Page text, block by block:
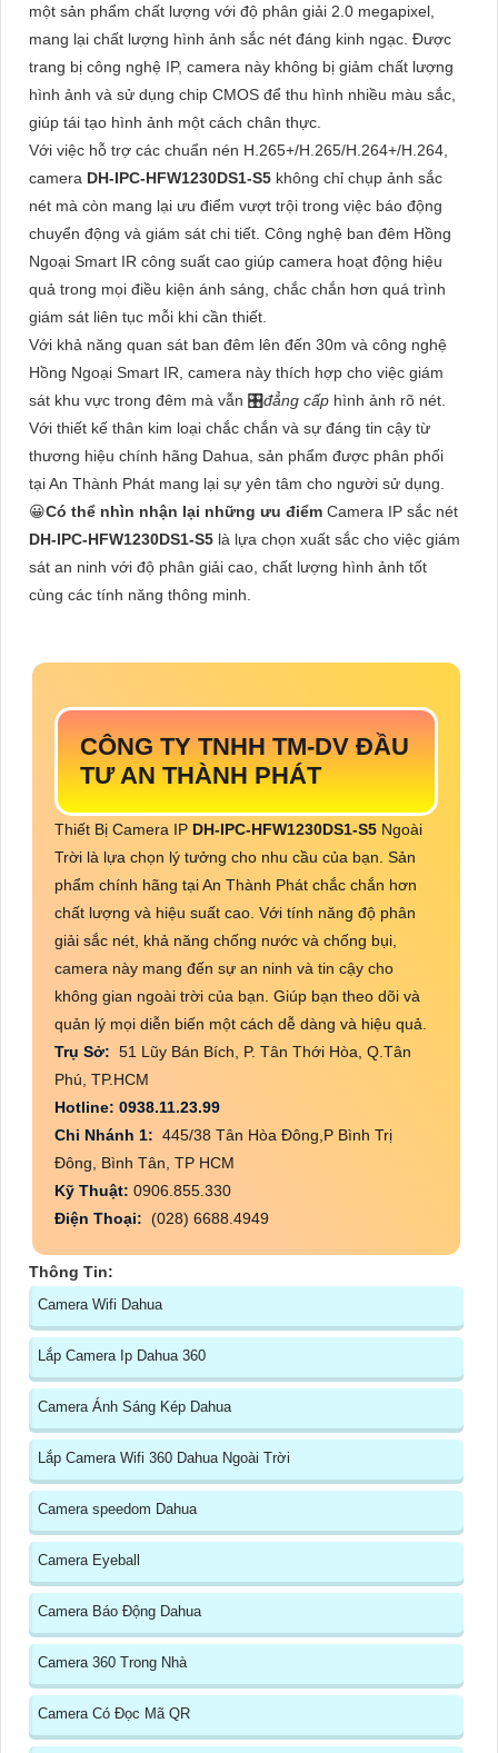
một sản phẩm chất lượng với độ phân giải 2.0 megapixel,
mang lại chất lượng hình ảnh sắc nét đáng kinh ngạc. Được
trang bị công nghệ IP, camera này không bị giảm chất lượng
hình ảnh và sử dụng chip CMOS để thu hình nhiều màu sắc,
giúp tái tạo hình ảnh một cách chân thực.
Với việc hỗ trợ các chuẩn nén H.265+/H.265/H.264+/H.264,
camera DH-IPC-HFW1230DS1-S5 không chỉ chụp ảnh sắc
nét mà còn mang lại ưu điểm vượt trội trong việc báo động
chuyển động và giám sát chi tiết. Công nghệ ban đêm Hồng
Ngoại Smart IR công suất cao giúp camera hoạt động hiệu
quả trong mọi điều kiện ánh sáng, chắc chắn hơn quá trình
giám sát liên tục mỗi khi cần thiết.
Với khả năng quan sát ban đêm lên đến 30m và công nghệ
Hồng Ngoại Smart IR, camera này thích hợp cho việc giám
sát khu vực trong đêm mà vẫn 🎛đẳng cấp hình ảnh rõ nét.
Với thiết kế thân kim loại chắc chắn và sự đáng tin cậy từ
thương hiệu chính hãng Dahua, sản phẩm được phân phối
tại An Thành Phát mang lại sự yên tâm cho người sử dụng.
😀Có thể nhìn nhận lại những ưu điểm Camera IP sắc nét
DH-IPC-HFW1230DS1-S5 là lựa chọn xuất sắc cho việc giám
sát an ninh với độ phân giải cao, chất lượng hình ảnh tốt
cùng các tính năng thông minh.
CÔNG TY TNHH TM-DV ĐẦU
TƯ AN THÀNH PHÁT
Thiết Bị Camera IP DH-IPC-HFW1230DS1-S5 Ngoài
Trời là lựa chọn lý tưởng cho nhu cầu của bạn. Sản
phẩm chính hãng tại An Thành Phát chắc chắn hơn
chất lượng và hiệu suất cao. Với tính năng độ phân
giải sắc nét, khả năng chống nước và chống bụi,
camera này mang đến sự an ninh và tin cậy cho
không gian ngoài trời của bạn. Giúp bạn theo dõi và
quản lý mọi diễn biến một cách dễ dàng và hiệu quả.
Trụ Sở: 51 Lũy Bán Bích, P. Tân Thới Hòa, Q.Tân
Phú, TP.HCM
Hotline: 0938.11.23.99
Chi Nhánh 1: 445/38 Tân Hòa Đông,P Bình Trị
Đông, Bình Tân, TP HCM
Kỹ Thuật: 0906.855.330
Điện Thoại: (028) 6688.4949
Thông Tin:
Camera Wifi Dahua
Lắp Camera Ip Dahua 360
Camera Ánh Sáng Kép Dahua
Lắp Camera Wifi 360 Dahua Ngoài Trời
Camera speedom Dahua
Camera Eyeball
Camera Báo Động Dahua
Camera 360 Trong Nhà
Camera Có Đọc Mã QR